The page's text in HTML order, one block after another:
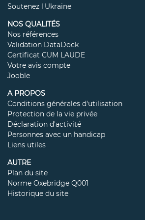
Soutenez l'Ukraine
NOS QUALITÉS
Nos références
Validation DataDock
Certificat CUM LAUDE
Votre avis compte
Jooble
A PROPOS
Conditions générales d'utilisation
Protection de la vie privée
Déclaration d'activité
Personnes avec un handicap
Liens utiles
AUTRE
Plan du site
Norme Oxebridge Q001
Historique du site